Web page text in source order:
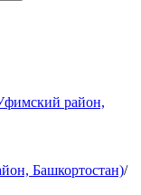
район,
Башкортостан)/